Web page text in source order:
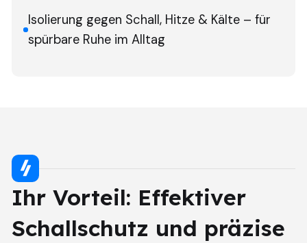
Isolierung gegen Schall, Hitze & Kälte – für
spürbare Ruhe im Alltag
Ihr Vorteil: Effektiver
Schallschutz und präzise